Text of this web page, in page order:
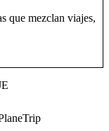
que mezclan viajes,